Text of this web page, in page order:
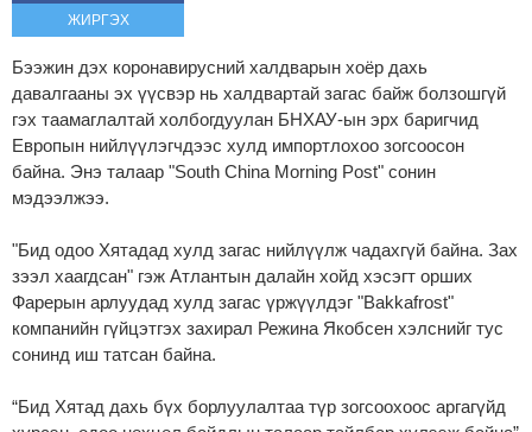
ЖИРГЭХ
Бээжин дэх коронавирусний халдварын хоёр дахь
давалгааны эх үүсвэр нь халдвартай загас байж болзошгүй
гэх таамаглалтай холбогдуулан БНХАУ-ын эрх баригчид
Европын нийлүүлэгчдээс хулд импортлохоо зогсоосон
байна. Энэ талаар "South China Morning Post" сонин
мэдээлжээ.
"Бид одоо Хятадад хулд загас нийлүүлж чадахгүй байна. Зах
зээл хаагдсан" гэж Атлантын далайн хойд хэсэгт орших
Фарерын арлуудад хулд загас үржүүлдэг "Bakkafrost"
компанийн гүйцэтгэх захирал Режина Якобсен хэлснийг тус
сонинд иш татсан байна.
“Бид Хятад дахь бүх борлуулалтаа түр зогсоохоос аргагүйд